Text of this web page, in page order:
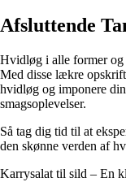
Afsluttende
Hvidløg i alle former og
Med disse lækre
hvidløg og imponere
smagsoplevelser.
Så tag dig tid til at
den skønne verden af
Karrysalat til sild – En